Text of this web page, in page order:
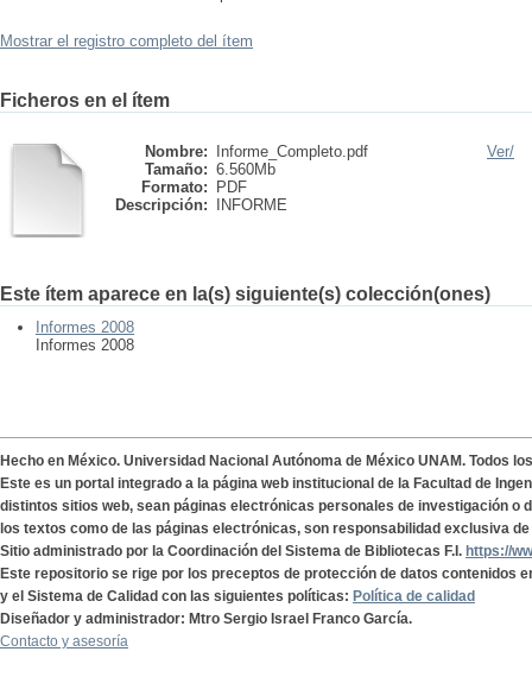
Mostrar el registro completo del ítem
Ficheros en el ítem
Nombre:
Informe_Completo.pdf
Tamaño: 6.560Mb
Formato:
PDF
Descripción:
INFORME
Ver/
Este ítem aparece en la(s) siguiente(s) colección(ones)
Informes 2008
Informes 2008
Hecho en México. Universidad Nacional Autónoma de México UNAM. Todos
Este es un portal integrado a la página web institucional de la Facultad de
distintos sitios web, sean páginas electrónicas personales de investigación o
los textos como de las páginas electrónicas, son responsabilidad exclusiva
Sitio administrado por la Coordinación del Sistema de Bibliotecas F.I. https://
Este repositorio se rige por los preceptos de protección de datos contenidos
y el Sistema de Calidad con las siguientes políticas: Política de calidad
Diseñador y administrador: Mtro Sergio Israel Franco García.
Contacto y asesoría